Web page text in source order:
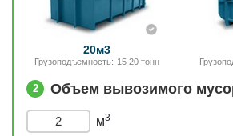
20м3
Грузоподъемность: 15-20 тонн
2 Объем вывозимого
м3